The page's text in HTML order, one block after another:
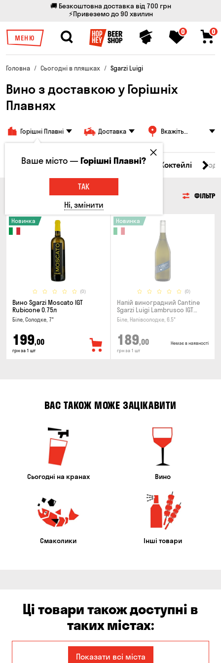
🚚 Безкоштовна доставка від 700 грн
⚡Привеземо до 90 хвилин
МЕНЮ
0 0
Головна Сьогодні в пляшках Sgarzi Luigi
Вино з доставкою у Горішніх
Плавнях
Горішні Плавні Доставка
Вкажіть
товари Пиво Сидр Вино Віскі Коктейлі
ФІЛЬТР
(0)
Новинка
Вино Sgarzi Moscato IGT
Rubicone 0.75л
Біле, Солодке, 7°
199,00
грн за 1 шт
(0)
Новинка
Напій виноградний Cantine
Sgarzi Luigi Lambrusco IGT
Emilia Bianca Frizziante 0.75л
Біле, Напівсолодке, 6.5°
189,00
грн за 1 шт
Немає в наявності
ВАС ТАКОЖ МОЖЕ ЗАЦІКАВИТИ
Сьогодні на кранах Вино
Смаколики Інші товари
Ці товари також доступні в
таких містах:
ЄлизаветівкаПоказати всі міста
Ваше місто —Горішні Плавні?
ТАК
Ні, змінити